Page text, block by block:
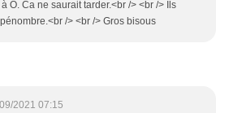
O. Ca ne saurait tarder.<br /> <br /> Ils
/> <br /> Gros bisous
2021 07:15